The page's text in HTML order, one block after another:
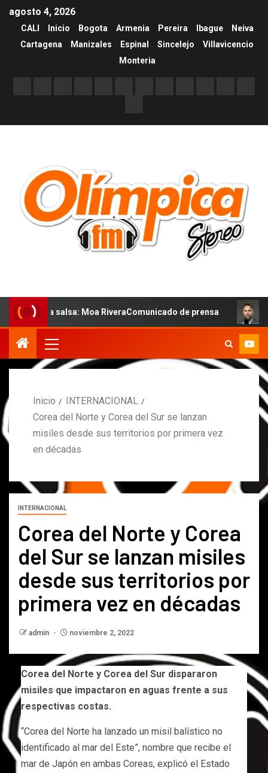
agosto 4, 2026
CALI Inicio Bogota Armenia Pereira Ibague
Neiva
Cartagena
Manizales Espinal Sincelejo
Villavicencio
Monteria
salsa: Moa RiveraComunicado de prensa MARCOS
Inicio
INTERNACIONAL
Corea del Norte y Corea del Sur se lanzan
misiles desde sus territorios por primera vez
en décadas
INTERNACIONAL
Corea del Norte y Corea
del Sur se lanzan misiles
desde sus territorios por
primera vez en décadas
admin noviembre 2, 2022
Corea del Norte y Corea del Sur dispararon
misiles que impactaron en aguas frente a sus
respectivas costas.
“Corea del Norte ha lanzado un misil balístico no
identificado al mar del Este”, nombre que recibe el
mar de Japón en ambas Coreas, explicó el Estado